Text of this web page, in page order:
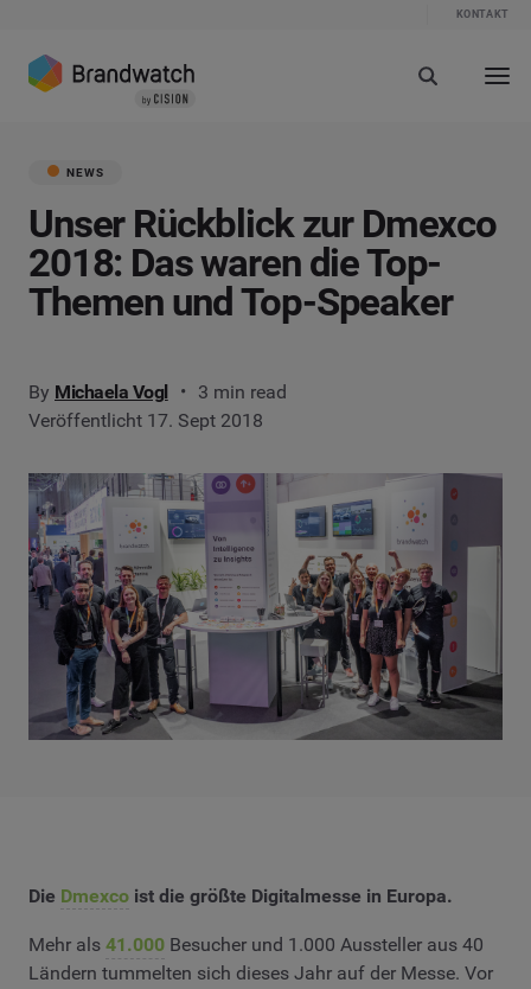
KONTAKT
NEWS
Unser Rückblick zur Dmexco
2018: Das waren die Top-
Themen und Top-Speaker
By Michaela Vogl
3 min read
Veröffentlicht 17. Sept 2018
Die Dmexco ist die größte Digitalmesse in Europa.
Mehr als 41.000 Besucher und 1.000 Aussteller aus 40
Ländern tummelten sich dieses Jahr auf der Messe. Vor